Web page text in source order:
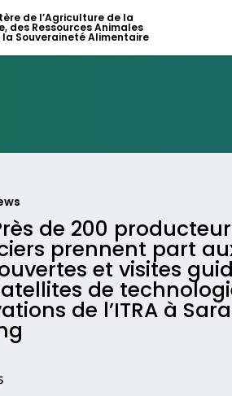
de l’Agriculture de la
des Ressources Animales
la Souveraineté Alimentaire
de 200
prennent part
et visites
de
de l’ITRA à